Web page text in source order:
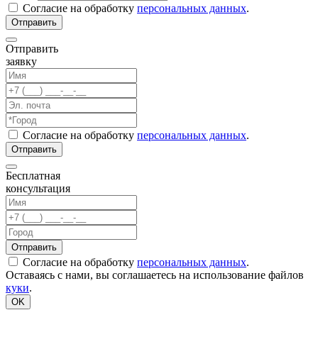
Согласие на обработку персональных данных.
Отправить
заявку
Согласие на обработку персональных данных.
Бесплатная
консультация
Согласие на обработку персональных данных.
Оставаясь с нами, вы соглашаетесь на использование файлов
куки.
OK